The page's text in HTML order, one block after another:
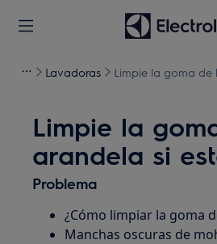
Lavadoras Limpie la goma de
Limpie la
arandela si
Problema
¿Cómo limpiar la goma
Manchas oscuras de